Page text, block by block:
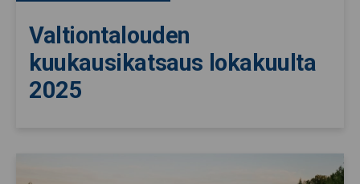
Valtiontalouden
kuukausikatsaus lokakuulta
2025